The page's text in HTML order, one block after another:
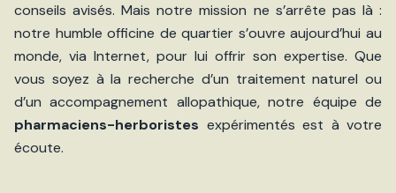
conseils avisés. Mais notre mission ne s’arrête pas là :
notre humble officine de quartier s’ouvre aujourd’hui au
monde, via Internet, pour lui offrir son expertise. Que
vous soyez à la recherche d’un traitement naturel ou
d’un accompagnement allopathique, notre équipe de
pharmaciens-herboristes expérimentés est à votre
écoute.